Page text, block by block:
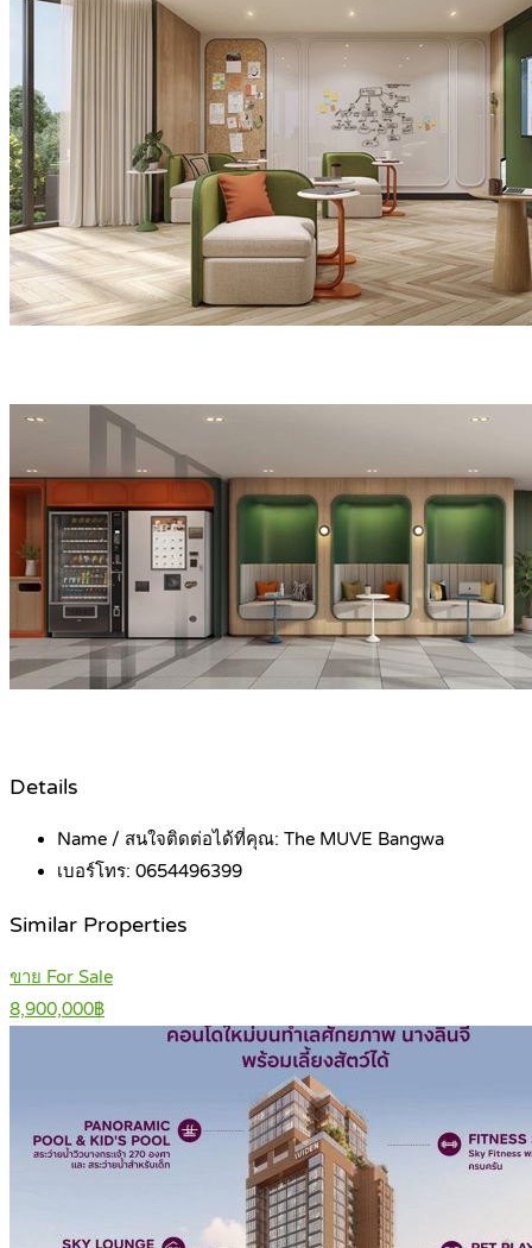
Details
Name / สนใจติดต่อได้ที่คุณ: The MUVE Bangwa
เบอร์โทร: 0654496399
Similar Properties
ขาย For Sale
8,900,000฿